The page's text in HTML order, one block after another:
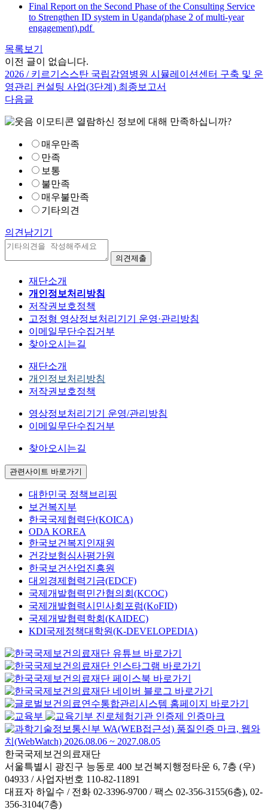
Final Report on the Second Phase of the Consulting Service
to Strengthen ID system in Uganda(phase 2 of multi-year
engagement).pdf
목록보기
이전 글이 없습니다.
2026 / 키르기스스탄 국립감염병원 시뮬레이션센터 구축 및 운
영관리 컨설팅 사업(3단계) 최종보고서
다음글
열람하신 정보에 대해 만족하십니까?
매우만족
만족
보통
불만족
매우불만족
기타의견
의견남기기
재단소개
개인정보처리방침
저작권보호정책
고정형 영상정보처리기기 운영·관리방침
이메일무단수집거부
찾아오시는길
재단소개
개인정보처리방침
저작권보호정책
영상정보처리기기 운영/관리방침
이메일무단수집거부
찾아오시는길
관련사이트 바로가기
대한민국 정책브리핑
보건복지부
한국국제협력단(KOICA)
ODA KOREA
한국보건복지인재원
건강보험심사평가원
한국보건산업진흥원
대외경제협력기금(EDCF)
국제개발협력민간협의회(KCOC)
국제개발협력시민사회포럼(KoFID)
국제개발협력학회(KAIDEC)
KDI국제정책대학원(K-DEVELOPEDIA)
한국국제보건의료재단
서울특별시 광진구 능동로 400 보건복지행정타운 6, 7층 (우)
04933 / 사업자번호 110-82-11891
대표자 하일수 / 전화 02-3396-9700 / 팩스 02-356-3155(6층), 02-
356-3104(7층)